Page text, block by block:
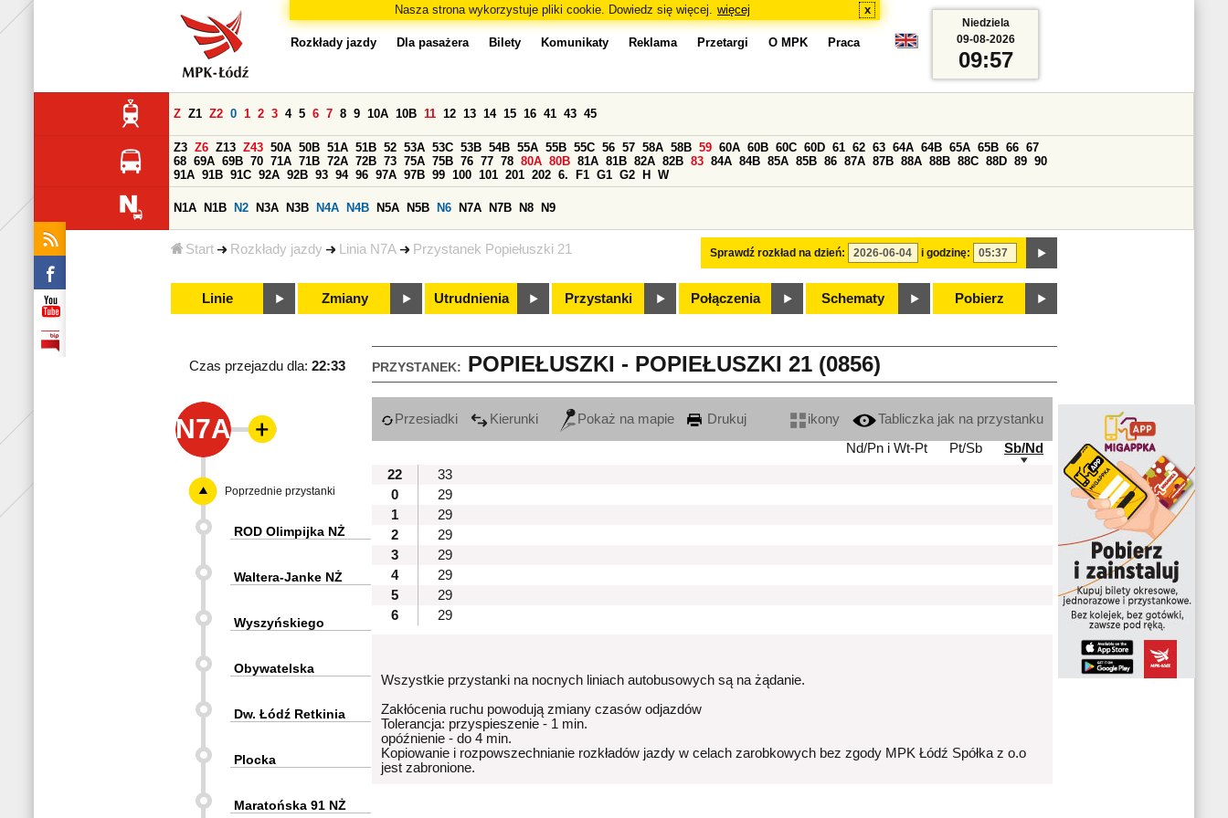
Nasza strona wykorzystuje pliki cookie. Dowiedz się więcej. więcej x
Start Rozkłady jazdy Linia N7A Przystanek Popiełuszki 21
Rozkłady jazdy Dla pasażera Bilety Komunikaty Reklama Przetargi O MPK Praca
Sprawdź rozkład na dzień: i godzinę:
Z Z1 Z2 0 1 2 3 4 5 6 7 8 9 10A 10B 11 12 13 14 15 16 41 43 45
Z3 Z6 Z13 Z43 50A 50B 51A 51B 52 53A 53C 53B 54B 55A 55B 55C 56 57 58A 58B 59 60A 60B 60C 60D 61 62 63 64A 64B 65A 65B 66 67
68 69A 69B 70 71A 71B 72A 72B 73 75A 75B 76 77 78 80A 80B 81A 81B 82A 82B 83 84A 84B 85A 85B 86 87A 87B 88A 88B 88C 88D 89 90
91A 91B 91C 92A 92B 93 94 96 97A 97B 99 100 101 201 202 6. F1 G1 G2 H W
N1A N1B N2 N3A N3B N4A N4B N5A N5B N6 N7A N7B N8 N9
Linie Zmiany Utrudnienia Przystanki Połączenia Schematy Pobierz
Niedziela
09-08-2026
09:57
PRZYSTANEK: POPIEŁUSZKI - POPIEŁUSZKI 21 (0856)
Czas przejazdu dla: 22:33
N7A Przesiadki Kierunki Pokaż na mapie Drukuj ikony
Tabliczka jak na przystanku
Nd/Pn i Wt-Pt
Pt/Sb
Sb/Nd
22
33
0
29
1
29
2
29
3
29
4
29
5
29
6
29
Wszystkie przystanki na nocnych liniach autobusowych są na żądanie.
Zakłócenia ruchu powodują zmiany czasów odjazdów
Tolerancja: przyspieszenie - 1 min.
opóźnienie - do 4 min.
Kopiowanie i rozpowszechnianie rozkładów jazdy w celach zarobkowych bez zgody MPK Łódź Spółka z o.o
jest zabronione.
Poprzednie przystanki
ROD Olimpijka NŻ
Waltera-Janke NŻ
Wyszyńskiego
Obywatelska
Dw. Łódź Retkinia
Plocka
Maratońska 91 NŻ